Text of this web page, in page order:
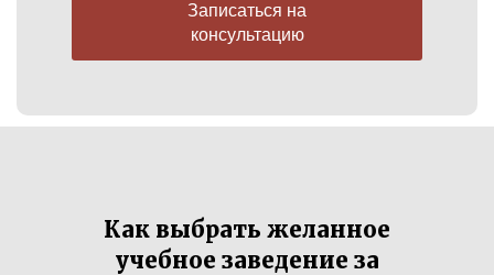
Записаться на
консультацию
Как выбрать желанное
учебное заведение за